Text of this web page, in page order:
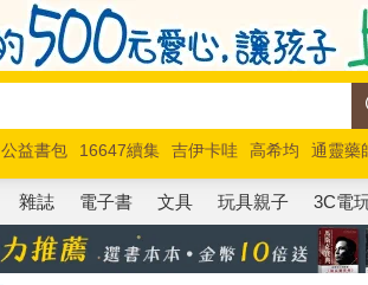
公益書包 16647續集 吉伊卡哇 高希均
通靈藥
馬斯克 玩具總動員5 超慢跑
雜誌 電子書 文具 玩具親子 3C電